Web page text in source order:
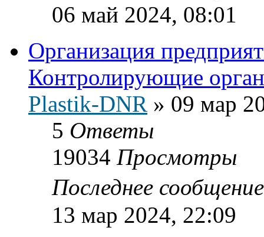
06 май 2024, 08:01
Организация
Контролирующие
Plastik-DNR » 09 мар
5 Ответы
19034 Просмотры
Последнее
13 мар 2024, 22:09